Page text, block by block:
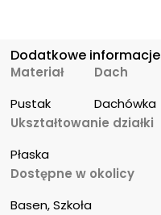
Dodatkowe informacje
Materiał
Pustak
Dach
Dachówka
Ukształtowanie działki
Płaska
Dostępne w okolicy
Basen, Szkoła